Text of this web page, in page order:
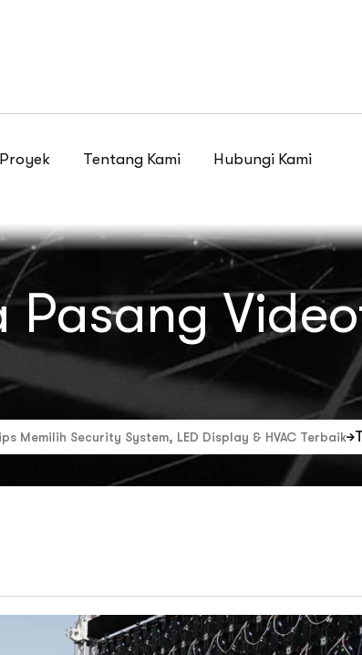
Proyek Tentang Kami Hubungi Kami
Pasang
Memilih Security System, LED Display & HVAC Terbaik